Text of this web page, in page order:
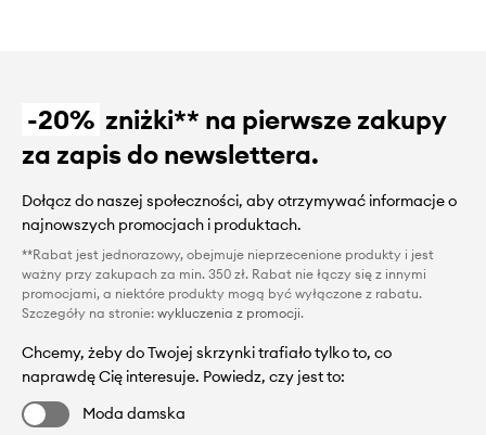
-20% zniżki** na pierwsze zakupy
za zapis do newslettera.
Dołącz do naszej społeczności, aby otrzymywać informacje o
najnowszych promocjach i produktach.
**Rabat jest jednorazowy, obejmuje nieprzecenione produkty i jest
ważny przy zakupach za min. 350 zł. Rabat nie łączy się z innymi
promocjami, a niektóre produkty mogą być wyłączone z rabatu.
Szczegóły na stronie: wykluczenia z promocji.
Chcemy, żeby do Twojej skrzynki trafiało tylko to, co
naprawdę Cię interesuje. Powiedz, czy jest to:
Moda damska